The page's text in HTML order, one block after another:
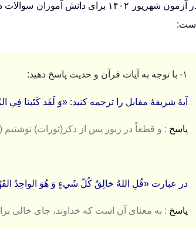
است:
۱- با توجه به آیات قرآن و حدیث پاسخ دهید:
آيۀ شريفۀ مقابل را ترجمه کنید: «وَ لَقَد کَتَبنا فِي
پاسخ : و قطعاً در زبور پس از ذكر(تورات) نوشتیم (۰.۵) كه زمین را بندگان شایستۀ من به ارث می برند. (۰.۵)
در عبارت «قُلِ اللهُ خالِقُ کُلّ شَيءٍ وَ هُوَ الواحِدُ
پاسخ : به معنای آن است كه خداوند، جای خالی